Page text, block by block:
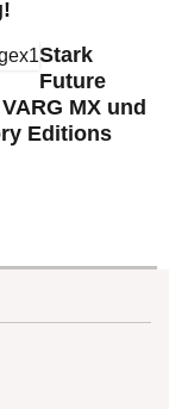
Stark
Future
MX und
Editions